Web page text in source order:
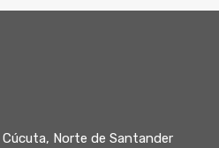
Cúcuta, Norte de Santander